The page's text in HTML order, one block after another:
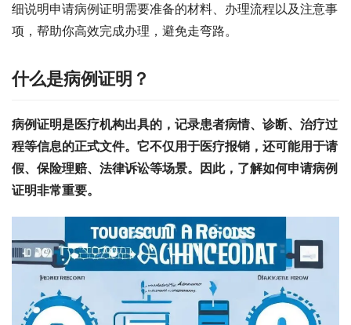
细说明申请病例证明需要准备的材料、办理流程以及注意事
项，帮助你高效完成办理，避免走弯路。
什么是病例证明？
病例证明是医疗机构出具的，记录患者病情、诊断、治疗过
程等信息的正式文件。它不仅用于医疗报销，还可能用于请
假、保险理赔、法律诉讼等场景。因此，了解如何申请病例
证明非常重要。